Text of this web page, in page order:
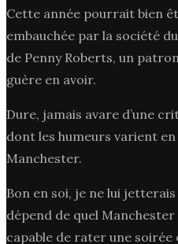
Cette année pourrait bien
embauchée par la société
de Penny Roberts, un
guère en avoir.
Dure, jamais avare d’une
dont les humeurs varient
Manchester.
Bon en soi, je ne lui
dépend de quel
capable de rater une